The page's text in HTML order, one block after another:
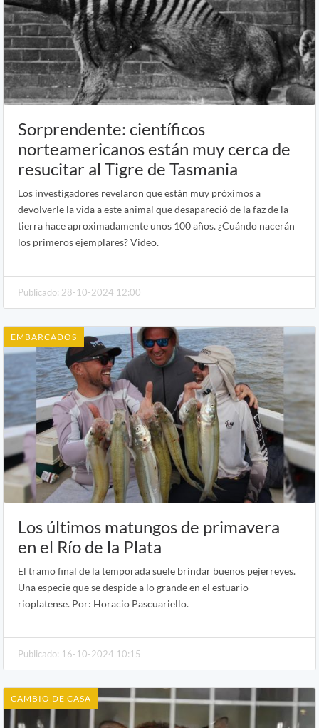
Sorprendente: científicos
norteamericanos están muy cerca de
resucitar al Tigre de Tasmania
Los investigadores revelaron que están muy próximos a
devolverle la vida a este animal que desapareció de la faz de la
tierra hace aproximadamente unos 100 años. ¿Cuándo nacerán
los primeros ejemplares? Video.
Publicado: 28-10-2024 12:00
EMBARCADOS
Los últimos matungos de primavera
en el Río de la Plata
El tramo final de la temporada suele brindar buenos pejerreyes.
Una especie que se despide a lo grande en el estuario
rioplatense. Por: Horacio Pascuariello.
Publicado: 16-10-2024 10:15
CAMBIO DE CASA